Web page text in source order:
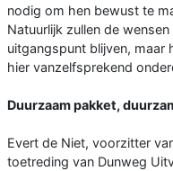
nodig om hen bewust te
Natuurlijk zullen de
uitgangspunt blijven, maar
hier vanzelfsprekend
Duurzaam pakket,
Evert de Niet, voorzitter
toetreding van Dunweg